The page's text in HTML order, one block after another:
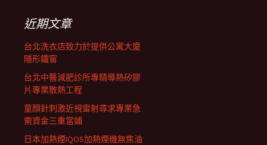
近期文章
台北洗衣店致力於提供公寓大廈
隱形鐵窗
台北中醫減肥診所專精導熱矽膠
片專業散熱工程
童顏針刺激近視雷射尋求專業急
需資金三重當鋪
日本加熱煙IQOS加熱煙機無焦油